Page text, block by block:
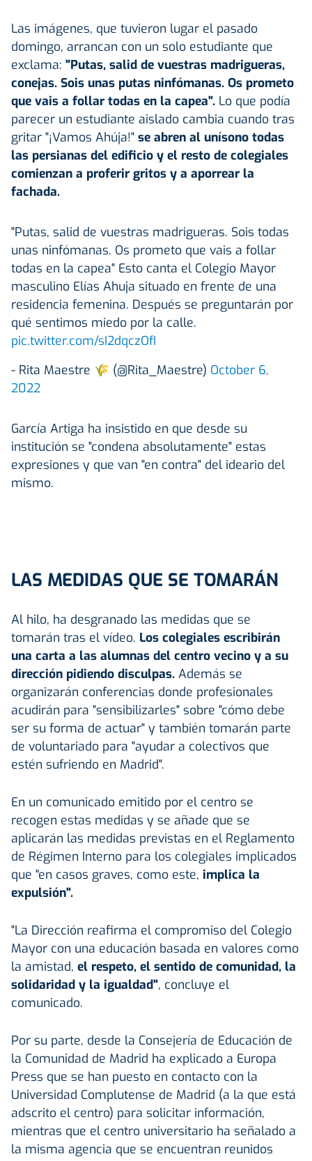
Las imágenes, que tuvieron lugar el pasado
domingo, arrancan con un solo estudiante que
exclama: "Putas, salid de vuestras madrigueras,
conejas. Sois unas putas ninfómanas. Os prometo
que vais a follar todas en la capea". Lo que podía
parecer un estudiante aislado cambia cuando tras
gritar "¡Vamos Ahúja!" se abren al unísono todas
las persianas del edificio y el resto de colegiales
comienzan a proferir gritos y a aporrear la
fachada.
"Putas, salid de vuestras madrigueras. Sois todas
unas ninfómanas. Os prometo que vais a follar
todas en la capea" Esto canta el Colegio Mayor
masculino Elías Ahuja situado en frente de una
residencia femenina. Después se preguntarán por
qué sentimos miedo por la calle.
pic.twitter.com/sI2dqczOfI
- Rita Maestre 🌾 (@Rita_Maestre) October 6,
2022
García Artiga ha insistido en que desde su
institución se "condena absolutamente" estas
expresiones y que van "en contra" del ideario del
mismo.
LAS MEDIDAS QUE SE TOMARÁN
Al hilo, ha desgranado las medidas que se
tomarán tras el vídeo. Los colegiales escribirán
una carta a las alumnas del centro vecino y a su
dirección pidiendo disculpas. Además se
organizarán conferencias donde profesionales
acudirán para "sensibilizarles" sobre "cómo debe
ser su forma de actuar" y también tomarán parte
de voluntariado para "ayudar a colectivos que
estén sufriendo en Madrid".
En un comunicado emitido por el centro se
recogen estas medidas y se añade que se
aplicarán las medidas previstas en el Reglamento
de Régimen Interno para los colegiales implicados
que "en casos graves, como este, implica la
expulsión".
"La Dirección reafirma el compromiso del Colegio
Mayor con una educación basada en valores como
la amistad, el respeto, el sentido de comunidad, la
solidaridad y la igualdad", concluye el
comunicado.
Por su parte, desde la Consejería de Educación de
la Comunidad de Madrid ha explicado a Europa
Press que se han puesto en contacto con la
Universidad Complutense de Madrid (a la que está
adscrito el centro) para solicitar información,
mientras que el centro universitario ha señalado a
la misma agencia que se encuentran reunidos